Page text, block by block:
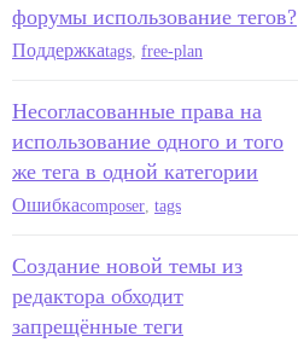
форумы использование тегов?
Поддержкаtags free-plan
Несогласованные права на
использование одного и того
же тега в одной категории
Ошибкаcomposer tags
Создание новой темы из
редактора обходит
запрещённые теги